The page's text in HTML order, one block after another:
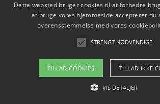
Copyright 2026 - Pilanto Aps
Om / kontakt
Blog
Dette websted bruger cookies til at forbedre
at bruge vores hjemmeside accepterer du
overensstemmelse med vores
STRENGT NØDVENDIGE
TILLAD COOKIES TILLAD IKKE
VIS DETALJER